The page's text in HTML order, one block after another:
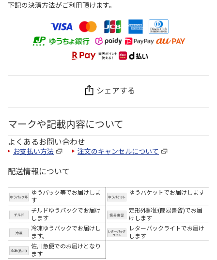
下記の決済方法がご利用頂けます。
シェアする
マークや記載内容について
よくあるお問い合わせ
お支払い方法 注文のキャンセルについて
配送情報について
ゆうパック等でお届けしま
す
ゆうパケットでお届けします
チルドゆうパックでお届け
します
定形外郵便(簡易書留)でお届
けします
冷凍ゆうパックでお届けし
ます。
レターパックライトでお届け
します
佐川急便でのお届けとなり
ます